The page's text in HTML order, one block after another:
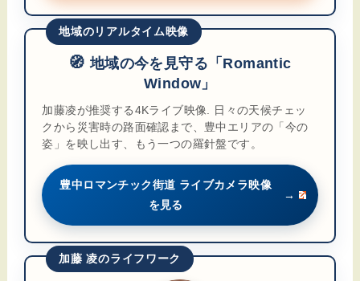
地域のリアルタイム映像
🧭 地域の今を見守る「Romantic
Window」
加藤凌が推奨する4Kライブ映像. 日々の天候チェッ
クから災害時の路面確認まで、豊中エリアの「今の
姿」を映し出す、もう一つの羅針盤です。
豊中ロマンチック街道 ライブカメラ映像
を見る
→
加藤 凌のライフワーク